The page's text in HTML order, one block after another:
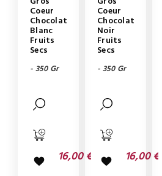
Coeur
Chocolat
Blanc
Fruits
Secs
- 350 Gr
16,00 €
Coeur
Chocolat
Noir
Fruits
Secs
- 350 Gr
16,00 €